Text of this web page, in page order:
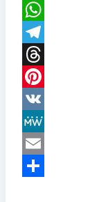
X
WhatsApp
Telegram
Threads
Pinterest
VK
MeWe
Email